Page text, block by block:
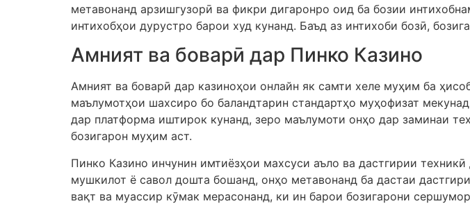
метавонанд арзишгузорӣ ва фикри дигаронро оид ба бозии
интихобҳои дурустро барои худ кунанд. Баъд аз интихоби бозӣ,
Амният ва боварӣ дар Пинко Казино
Амният ва боварӣ дар казиноҳои онлайн як самти хеле муҳим ба
маълумотҳои шахсиро бо баландтарин стандартҳо муҳофизат
дар платформа иштирок кунанд, зеро маълумоти онҳо дар заминаи
бозигарон муҳим аст.
Пинко Казино инчунин имтиёзҳои махсуси аъло ва дастгирии
мушкилот ё савол дошта бошанд, онҳо метавонанд ба дастаи
вақт ва муассир кӯмак мерасонанд, ки ин барои бозигарони